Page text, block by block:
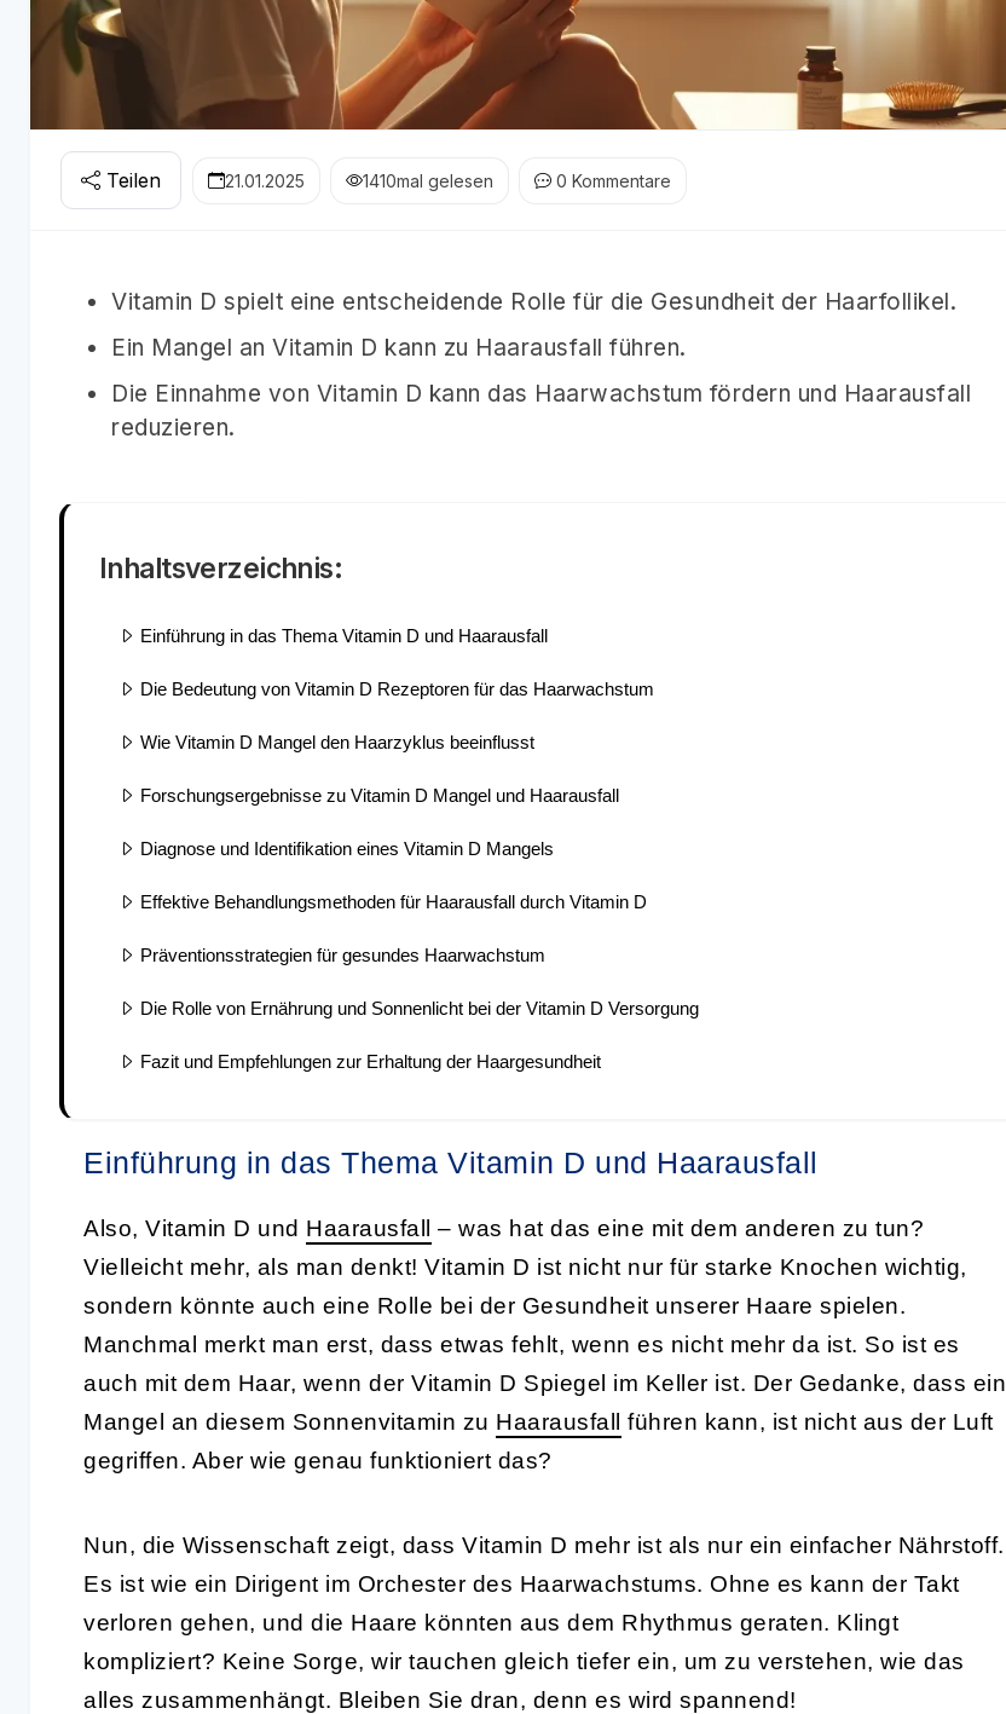
Teilen 21.01.2025 1410mal gelesen 0 Kommentare
Vitamin D spielt eine entscheidende Rolle für die Gesundheit der Haarfollikel.
Ein Mangel an Vitamin D kann zu Haarausfall führen.
Die Einnahme von Vitamin D kann das Haarwachstum fördern und Haarausfall
reduzieren.
Inhaltsverzeichnis:
Einführung in das Thema Vitamin D und Haarausfall
Die Bedeutung von Vitamin D Rezeptoren für das Haarwachstum
Wie Vitamin D Mangel den Haarzyklus beeinflusst
Forschungsergebnisse zu Vitamin D Mangel und Haarausfall
Diagnose und Identifikation eines Vitamin D Mangels
Effektive Behandlungsmethoden für Haarausfall durch Vitamin D
Präventionsstrategien für gesundes Haarwachstum
Die Rolle von Ernährung und Sonnenlicht bei der Vitamin D Versorgung
Fazit und Empfehlungen zur Erhaltung der Haargesundheit
Einführung in das Thema Vitamin D und Haarausfall
Also, Vitamin D und Haarausfall
– was hat das eine mit dem anderen zu tun?
Vielleicht mehr, als man denkt! Vitamin D ist nicht nur für starke Knochen wichtig,
sondern könnte auch eine Rolle bei der Gesundheit unserer Haare spielen.
Manchmal merkt man erst, dass etwas fehlt, wenn es nicht mehr da ist. So ist es
auch mit dem Haar, wenn der Vitamin D Spiegel im Keller ist. Der Gedanke, dass ein
Mangel an diesem Sonnenvitamin zu Haarausfall
führen kann, ist nicht aus der Luft
gegriffen. Aber wie genau funktioniert das?
Nun, die Wissenschaft zeigt, dass Vitamin D mehr ist als nur ein einfacher Nährstoff.
Es ist wie ein Dirigent im Orchester des Haarwachstums. Ohne es kann der Takt
verloren gehen, und die Haare könnten aus dem Rhythmus geraten. Klingt
kompliziert? Keine Sorge, wir tauchen gleich tiefer ein, um zu verstehen, wie das
alles zusammenhängt. Bleiben Sie dran, denn es wird spannend!